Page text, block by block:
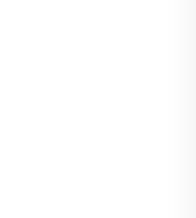
chance de vender ou
e uma